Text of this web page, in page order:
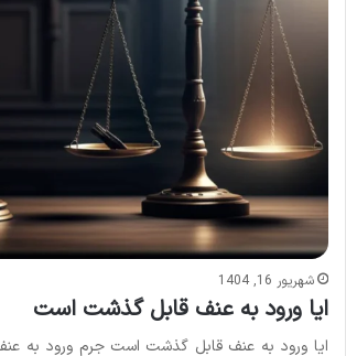
شهریور 16, 1404
ایا ورود به عنف قابل گذشت است
ایا ورود به عنف قابل گذشت است جرم ورود به